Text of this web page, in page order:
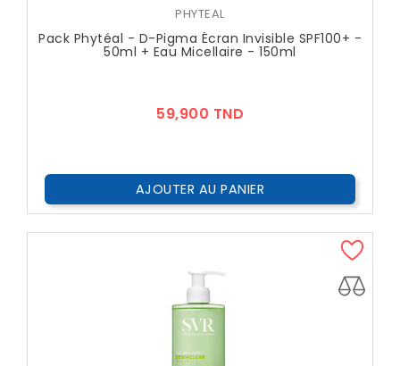
PHYTEAL
Pack Phytéal - D-Pigma Écran Invisible SPF100+ -
50ml + Eau Micellaire - 150ml
59,900 TND
AJOUTER AU PANIER